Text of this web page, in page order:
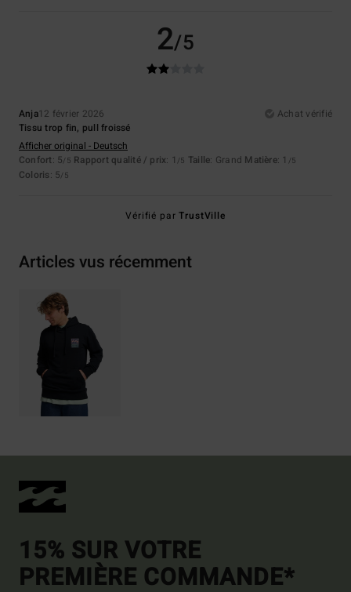
2/5
Anja12 février 2026
Achat vérifié
Tissu trop fin, pull froissé
Afficher original - Deutsch
Confort: 5/5 Rapport qualité / prix: 1 /5 Taille: Grand Matière: 1 /5
Coloris: 5/5
Vérifié parTrustVille
Articles vus récemment
15% SUR VOTRE
PREMIÈRE COMMANDE*